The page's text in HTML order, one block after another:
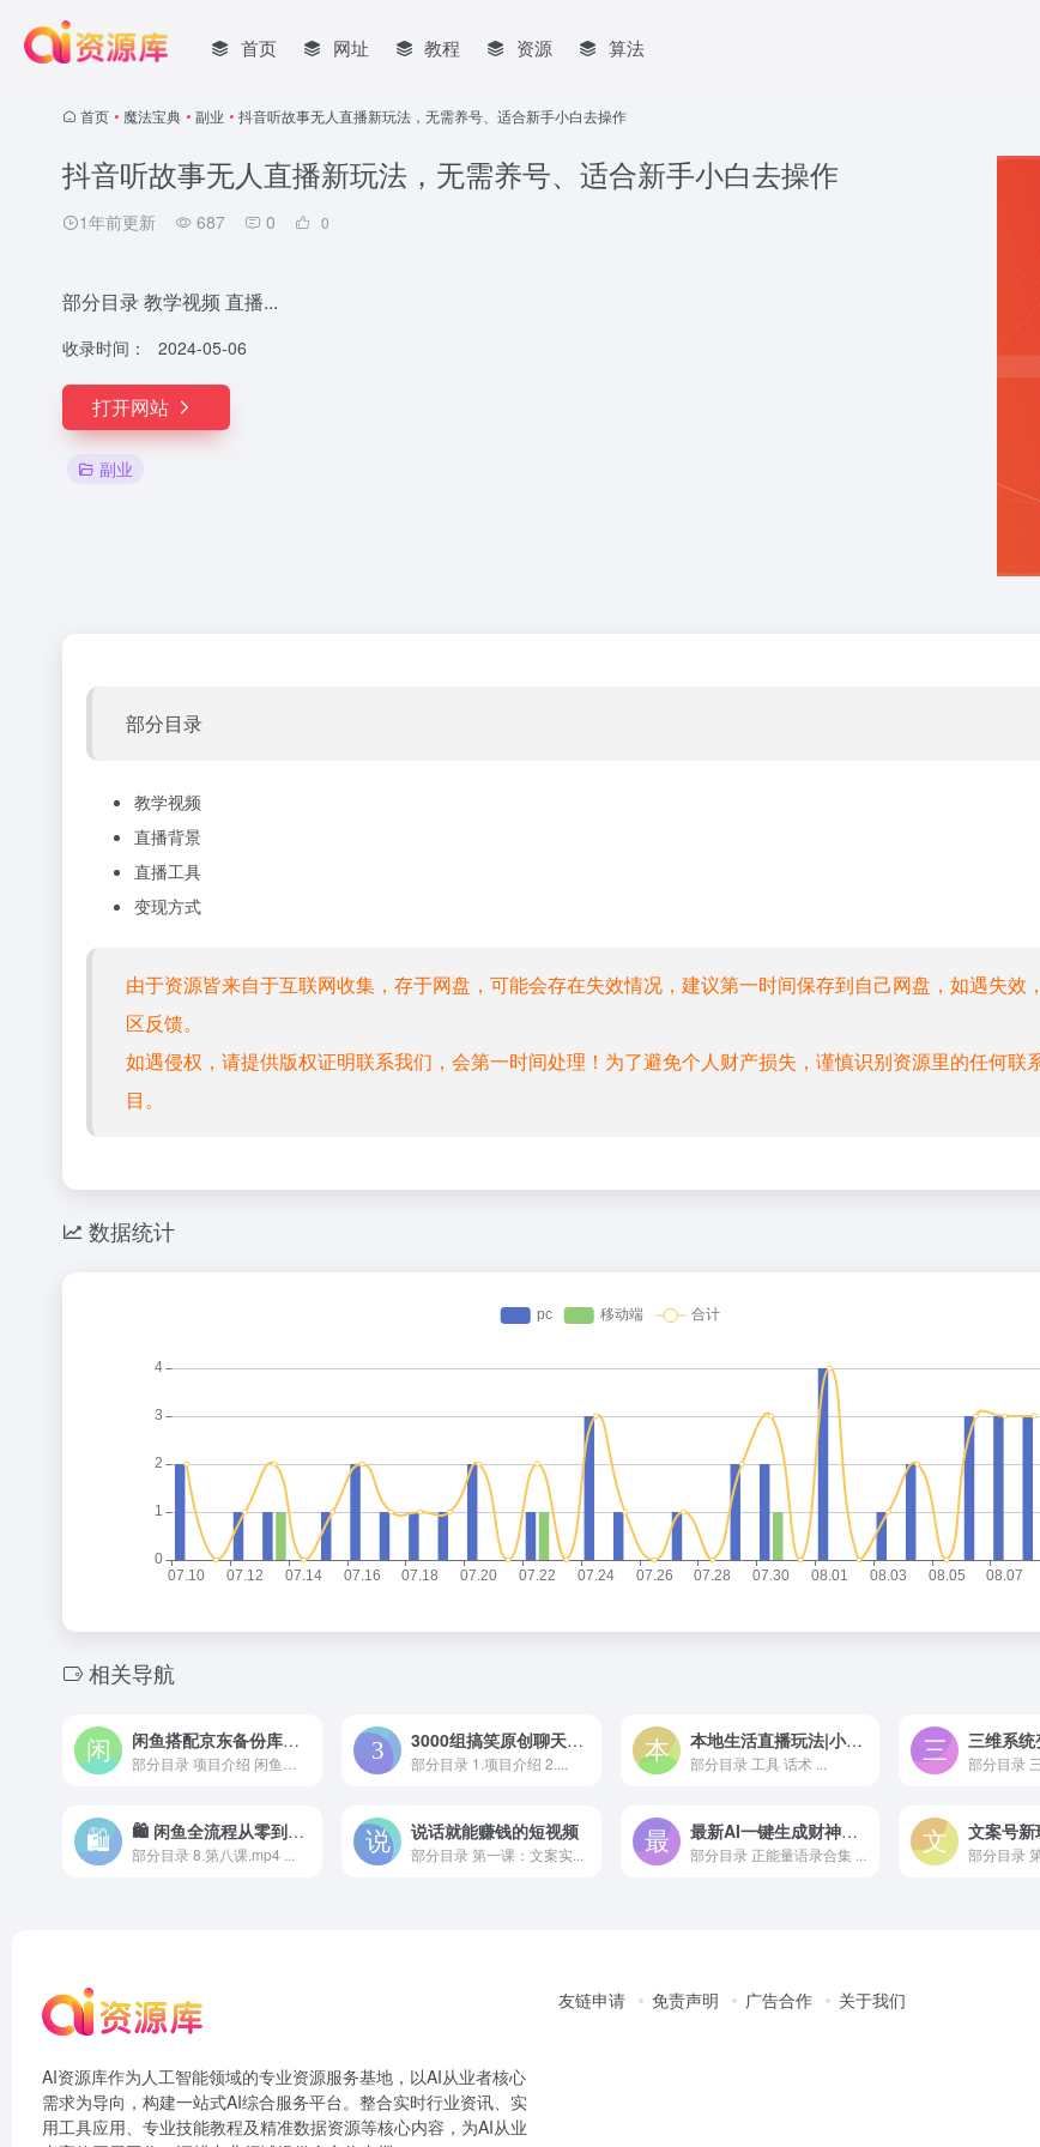
首页 网址 教程 资源 算法
首页 • 魔法宝典 • 副业 • 抖音听故事无人直播新玩法，无需养号、适合新手小白去操作
抖音听故事无人直播新玩法，无需养号、适合新手小白去操作
1年前更新 687 0 0
部分目录 教学视频 直播...
收录时间： 2024-05-06
打开网站
副业
部分目录
教学视频
直播背景
直播工具
变现方式
由于资源皆来自于互联网收集，存于网盘，可能会存在失效情况，建议第一时间保存到自己网盘，如遇失效
区反馈。
如遇侵权，请提供版权证明联系我们，会第一时间处理！为了避免个人财产损失，谨慎识别资源里的任何联
目。
数据统计
相关导航
闲鱼搭配京东备份库搬运，一单纯利润 200-300，全部正品靠谱，适合新手！ 3000组搞笑原创聊天记录 作品快速破10万播放 多渠道变现
部分目录 1.项目介绍 2....
本地生活直播玩法|小白可玩，日入200-2000+
部分目录 工具 话术 ... 部分目录
🛍 闲鱼全流程从零到一打造爆款
部分目录 8.第八课.mp4 ...
说话就能赚钱的短视频
部分目录 第一课：文案实...
最新AI一键生成财神爷，刷爆新年祝福流量，一天变现2000+
部分目录 正能量语录合集 ... 部分目录
AI资源库作为人工智能领域的专业资源服务基地，以AI从业者核心
需求为导向，构建一站式AI综合服务平台。整合实时行业资讯、实
用工具应用、专业技能教程及精准数据资源等核心内容，为AI从业
友链申请 免责声明 广告合作 关于我们